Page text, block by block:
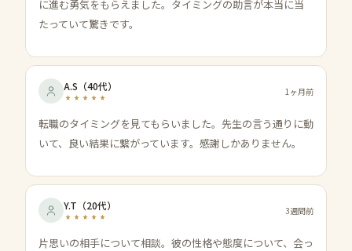
に進む勇気をもらえました。タイミングの助言が本当に当
たっていて驚きです。
A.S （40代） 1ヶ月前
転職のタイミングを見てもらいました。先生の言う通りに動
いて、良い結果に繋がっています。感謝しかありません。
Y.T （20代） 3週間前
片思いの相手について相談。彼の性格や態度について、会っ